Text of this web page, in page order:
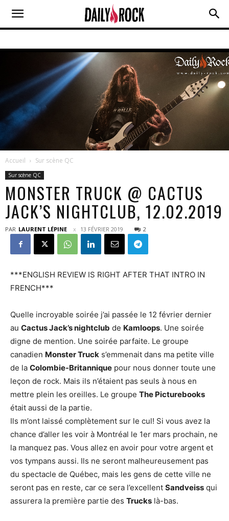
Accueil Sur scène QC
Sur scène QC
MONSTER TRUCK @ CACTUS
JACK’S NIGHTCLUB, 12.02.2019
PAR LAURENT LÉPINE 13 FÉVRIER 2019 2
***ENGLISH REVIEW IS RIGHT AFTER THAT INTRO IN
FRENCH***
Quelle incroyable soirée j’ai passée le 12 février dernier
au Cactus Jack’s nightclub de Kamloops. Une soirée
digne de mention. Une soirée parfaite. Le groupe
canadien Monster Truck s’emmenait dans ma petite ville
de la Colombie-Britannique pour nous donner toute une
leçon de rock. Mais ils n’étaient pas seuls à nous en
mettre plein les oreilles. Le groupe The Picturebooks
était aussi de la partie.
Ils m’ont laissé complètement sur le cul! Si vous avez la
chance d’aller les voir à Montréal le 1er mars prochain, ne
la manquez pas. Vous allez en avoir pour votre argent et
vos tympans aussi. Ils ne seront malheureusement pas
du spectacle de Québec, mais les gens de cette ville ne
seront pas en reste, car ce sera l’excellent Sandveiss qui
assurera la première partie des Trucks là-bas.